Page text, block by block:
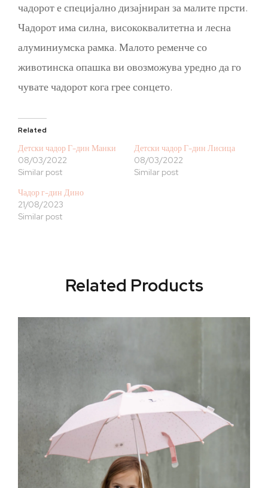
чадорот е специјално дизајниран за малите прсти.
Чадорот има силна, висококвалитетна и лесна
алуминиумска рамка. Малото ременче со
животинска опашка ви овозможува уредно да го
чувате чадорот кога грее сонцето.
Related
Детски чадор Г-дин Манки
08/03/2022
Similar post
Детски чадор Г-дин Лисица
08/03/2022
Similar post
Чадор г-дин Дино
21/08/2023
Similar post
Related Products